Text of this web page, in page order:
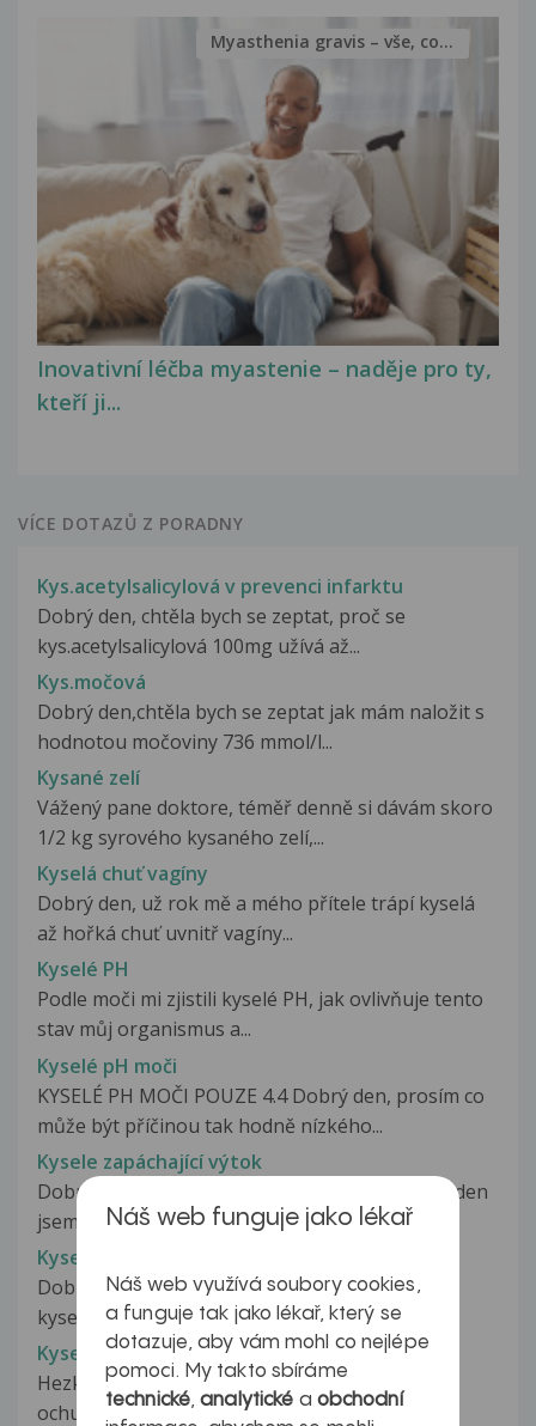
Inovativní léčba myastenie – naděje pro ty,
kteří ji...
Myasthenia gravis – vše, co...
VÍCE DOTAZŮ Z PORADNY
Kys.acetylsalicylová v prevenci infarktu
Dobrý den, chtěla bych se zeptat, proč se
kys.acetylsalicylová 100mg užívá až...
Kys.močová
Dobrý den,chtěla bych se zeptat jak mám naložit s
hodnotou močoviny 736 mmol/l...
Kysané zelí
Vážený pane doktore, téměř denně si dávám skoro
1/2 kg syrového kysaného zelí,...
Kyselá chuť vagíny
Dobrý den, už rok mě a mého přítele trápí kyselá
až hořká chuť uvnitř vagíny...
Kyselé PH
Podle moči mi zjistili kyselé PH, jak ovlivňuje tento
stav můj organismus a...
Kyselé pH moči
KYSELÉ PH MOČI POUZE 4.4 Dobrý den, prosím co
může být příčinou tak hodně nízkého...
Kysele zapáchající výtok
Dobrý den pane doktore, asi mám problém. Týden
jsem brala antibiotika na aginu...
Kyselina 5-hydroxy-3-indoloctová
Dobry den. testy mi potvrdili pozitivny nalez
kyselina 5-hydroxy-3-indoloctová...
Kyselina citronová
Hezký den, zvykl jsem si denně vypít litr vody
ochucenou potravinářskou kyselinou...
Náš web funguje jako lékař
Náš web využívá soubory cookies,
a funguje tak jako lékař, který se
dotazuje, aby vám mohl co nejlépe
pomoci. My takto sbíráme
technické,analytické a obchodní